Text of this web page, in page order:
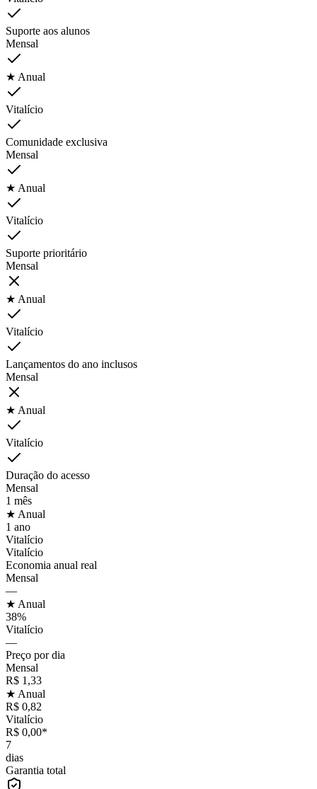
Suporte aos alunos
Mensal
★ Anual
Vitalício
Comunidade exclusiva
Mensal
★ Anual
Vitalício
Suporte prioritário
Mensal
★ Anual
Vitalício
Lançamentos do ano inclusos
Mensal
★ Anual
Vitalício
Duração do acesso
Mensal
1 mês
★ Anual
1 ano
Vitalício
Vitalício
Economia anual real
Mensal
—
★ Anual
38%
Vitalício
—
Preço por dia
Mensal
R$ 1,33
★ Anual
R$ 0,82
Vitalício
R$ 0,00*
7
dias
Garantia total